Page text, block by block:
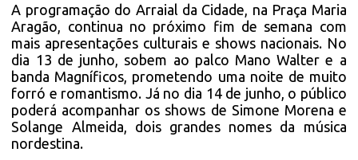
A programação do Arraial da Cidade, na Praça Maria
Aragão, continua no próximo fim de semana com
mais apresentações culturais e shows nacionais. No
dia 13 de junho, sobem ao palco Mano Walter e a
banda Magníficos, prometendo uma noite de muito
forró e romantismo. Já no dia 14 de junho, o público
poderá acompanhar os shows de Simone Morena e
Solange Almeida, dois grandes nomes da música
nordestina.